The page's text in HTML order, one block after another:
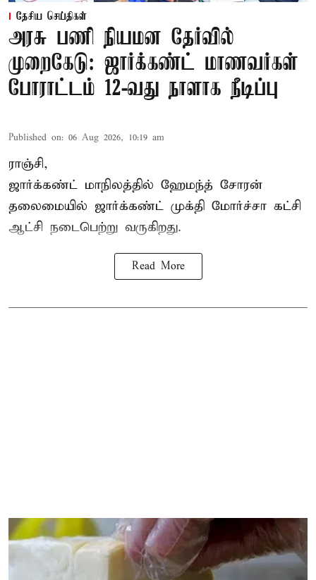
தேசிய செய்திகள்
அரசு பணி நியமன தேர்வில்
முறைகேடு: ஜார்க்கண்ட் மாணவர்கள்
போராட்டம் 12-வது நாளாக நீடிப்பு
Published on: 06 Aug 2026, 10:19 am
ராஞ்சி,
ஜார்க்கண்ட் மாநிலத்தில் ஹேமந்த் சோரன்
தலைமையில் ஜார்க்கண்ட் முக்தி மோர்ச்சா கட்சி
ஆட்சி நடைபெற்று வருகிறது.
Read More